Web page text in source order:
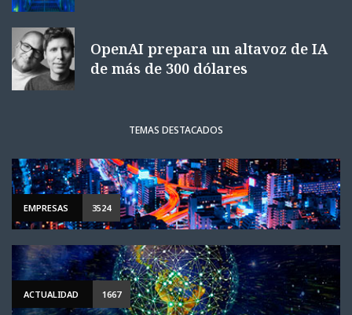
OpenAI prepara un altavoz de IA
de más de 300 dólares
TEMAS DESTACADOS
EMPRESAS 3524
ACTUALIDAD 1667